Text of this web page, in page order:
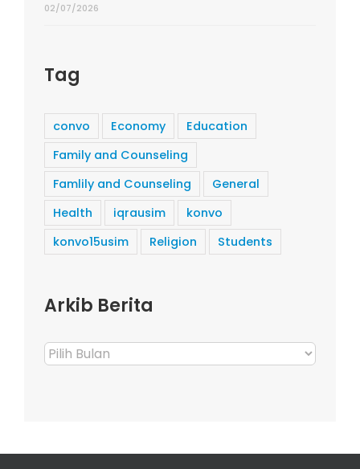
02/07/2026
Tag
convo Economy
Education
Family and Counseling
Famlily and Counseling
General
Health
iqrausim
konvo
konvo15usim
Religion Students
Arkib Berita
Arkib
Berita